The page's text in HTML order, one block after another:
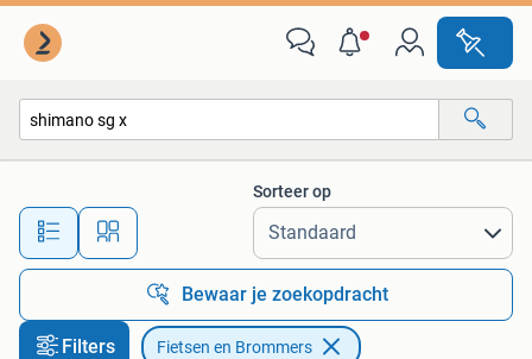
Alle afstanden…
Sorteer op
Bewaar je zoekopdracht
Filters Fietsen en Brommers